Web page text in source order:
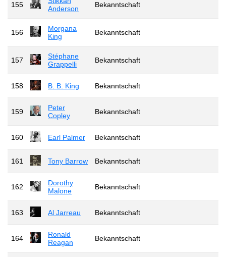
155
Anderson
Bekanntschaft
156
Morgana
King
Bekanntschaft
157
Stéphane
Grappelli
Bekanntschaft
158 B. B. King Bekanntschaft
159
Peter
Copley
Bekanntschaft
160 Earl Palmer Bekanntschaft
161 Tony Barrow Bekanntschaft
162
Dorothy
Malone
Bekanntschaft
163 Al Jarreau Bekanntschaft
164
Ronald
Reagan
Bekanntschaft